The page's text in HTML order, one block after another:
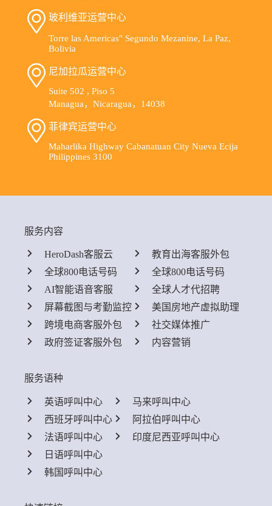
玻利维亚运营中心
Torre las Americas" Segundo Mezanine, La Paz,
Bolivia
尼加拉瓜运营中心
Suite 502 , Piso 5
Managua，Nicaragua，14038
菲律宾运营中心
Maharlika Highway Cabanatuan City Nueva Ecija
Philippines 3100
服务内容
HeroDash客服云
全球800电话号码
AI智能语音客服
屏幕截图与考勤监控
跨境电商客服外包
政府签证客服外包
教育出海客服外包
全球800电话号码
全球人才代招聘
美国房地产虚拟助理
社交媒体推广
内容营销
服务语种
英语呼叫中心
西班牙呼叫中心
法语呼叫中心
日语呼叫中心
韩国呼叫中心
马来呼叫中心
阿拉伯呼叫中心
印度尼西亚呼叫中心